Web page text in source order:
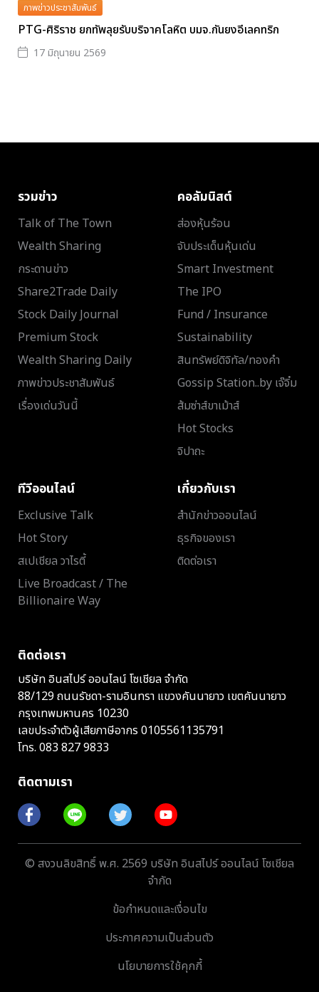
ภาพข่าวประชาสัมพันธ์
PTG-ศิริราช ยกทัพลุยรับบริจาคโลหิต บมจ.กันยงอีเลคทริก
17 มิถุนายน 2569
รวมข่าว
Talk of The Town
Wealth Sharing
กระดานข่าว
Share2Trade Daily
Stock Daily Journal
Premium Stock
Wealth Sharing Daily
ภาพข่าวประชาสัมพันธ์
เรื่องเด่นวันนี้
คอลัมนิสต์
ส่องหุ้นร้อน
จับประเด็นหุ้นเด่น
Smart Investment
The IPO
Fund / Insurance
Sustainability
สินทรัพย์ดิจิทัล/ทองคำ
Gossip Station..by เจ๊จิ๋ม
ส้มซ่าส์ขาเม้าส์
Hot Stocks
จิปาถะ
ทีวีออนไลน์
Exclusive Talk
Hot Story
สเปเชียล วาไรตี้
Live Broadcast / The
Billionaire Way
เกี่ยวกับเรา
สำนักข่าวออนไลน์
ธุรกิจของเรา
ติดต่อเรา
ติดต่อเรา
บริษัท อินสไปร์ ออนไลน์ โซเชียล จำกัด
88/129 ถนนรัชดา-รามอินทรา แขวงคันนายาว เขตคันนายาว
กรุงเทพมหานคร 10230
เลขประจำตัวผู้เสียภาษีอากร 0105561135791
โทร. 083 827 9833
ติดตามเรา
© สงวนลิขสิทธิ์ พ.ศ. 2569 บริษัท อินสไปร์ ออนไลน์ โซเชียล
จำกัด
ข้อกำหนดและเงื่อนไข
ประกาศความเป็นส่วนตัว
นโยบายการใช้คุกกี้